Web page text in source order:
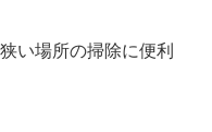
い場所の掃除に便利